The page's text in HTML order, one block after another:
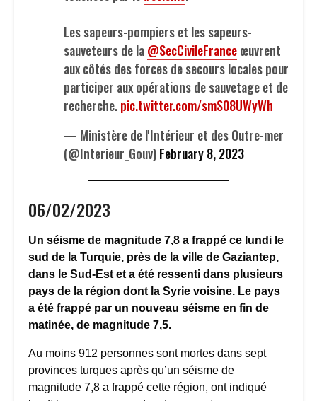
Les sapeurs-pompiers et les sapeurs-
sauveteurs de la@SecCivileFranceœuvrent
aux côtés des forces de secours locales pour
participer aux opérations de sauvetage et de
recherche.pic.twitter.com/smS08UWyWh
— Ministère de l'Intérieur et des Outre-mer
(@Interieur_Gouv)February 8, 2023
06/02/2023
Un séisme de magnitude 7,8 a frappé ce lundi le
sud de la Turquie, près de la ville de Gaziantep,
dans le Sud-Est et a été ressenti dans plusieurs
pays de la région dont la Syrie voisine. Le pays
a été frappé par un nouveau séisme en fin de
matinée, de magnitude 7,5.
Au moins 912 personnes sont mortes dans sept
provinces turques après qu’un séisme de
magnitude 7,8 a frappé cette région, ont indiqué